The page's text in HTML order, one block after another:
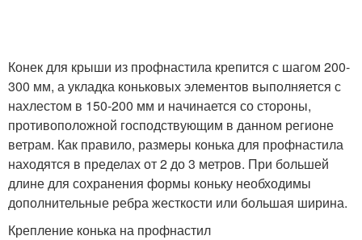
Конек для крыши из профнастила крепится с шагом 200-
300 мм, а укладка коньковых элементов выполняется с
нахлестом в 150-200 мм и начинается со стороны,
противоположной господствующим в данном регионе
ветрам. Как правило, размеры конька для профнастила
находятся в пределах от 2 до 3 метров. При большей
длине для сохранения формы коньку необходимы
дополнительные ребра жесткости или большая ширина.
Крепление конька на профнастил